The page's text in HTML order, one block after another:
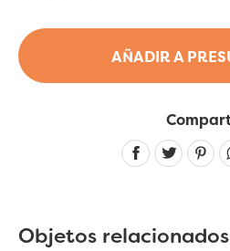
AÑADIR A
Objetos relacionados